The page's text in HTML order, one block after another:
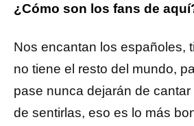
¿Cómo son los fans de
Nos encantan los españoles,
no tiene el resto del mundo,
pase nunca dejarán de
de sentirlas, eso es lo más